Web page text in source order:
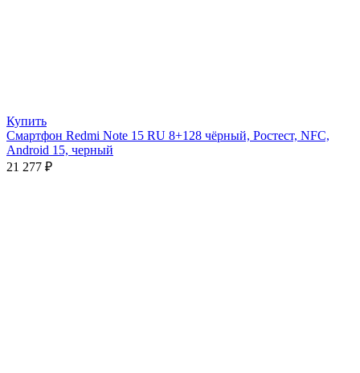
Купить
Смартфон Redmi Note 15 RU 8+128 чёрный, Ростест, NFC,
Android 15, черный
21 277 ₽